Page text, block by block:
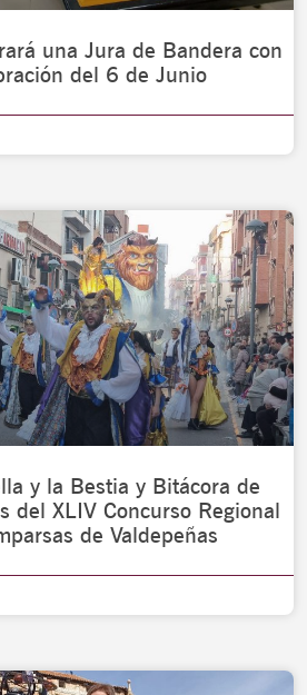
una Jura de Bandera con
del 6 de Junio
y la Bestia y Bitácora de
del XLIV Concurso Regional
de Valdepeñas